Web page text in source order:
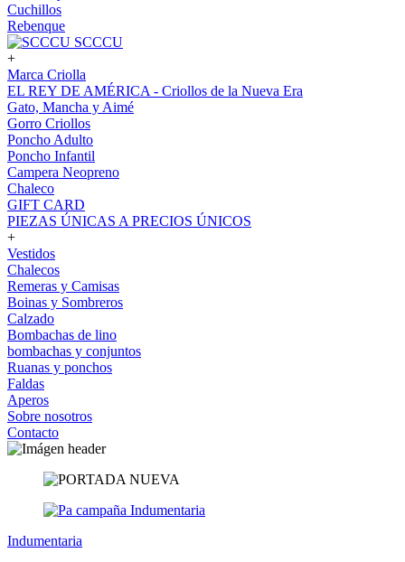
Cuchillos
Rebenque
SCCCU
+
Marca Criolla
EL REY DE AMÉRICA - Criollos de la Nueva Era
Gato, Mancha y Aimé
Gorro Criollos
Poncho Adulto
Poncho Infantil
Campera Neopreno
Chaleco
GIFT CARD
PIEZAS ÚNICAS A PRECIOS ÚNICOS
+
Vestidos
Chalecos
Remeras y Camisas
Boinas y Sombreros
Calzado
Bombachas de lino
bombachas y conjuntos
Ruanas y ponchos
Faldas
Aperos
Sobre nosotros
Contacto
Indumentaria